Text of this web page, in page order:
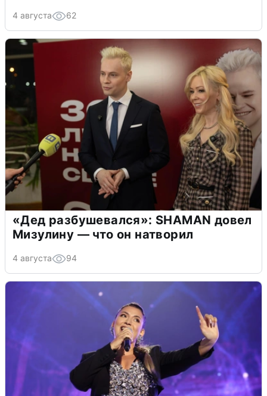
4 августа 62
«Дед разбушевался»: SHAMAN довел
Мизулину — что он натворил
4 августа 94